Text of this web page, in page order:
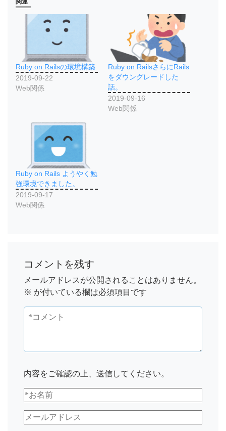
関連
Ruby on Railsの環境構築
2019-09-22
Web関係
Ruby on RailsさらにRails
をダウングレードした
話。
2019-09-16
Web関係
Ruby on Rails ようやく勉
強環境できました。
2019-09-17
Web関係
コメントを残す
メールアドレスが公開されることはありません。
※ が付いている欄は必須項目です
内容をご確認の上、送信してください。